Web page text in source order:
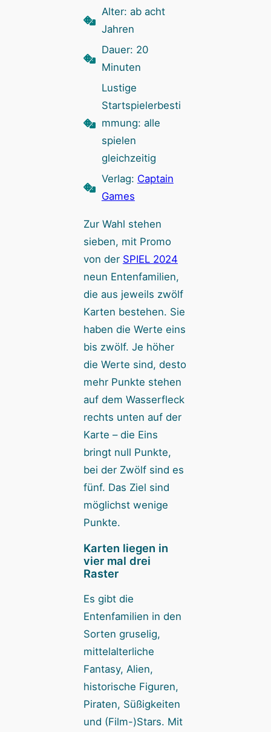
Alter: ab acht
Jahren
Dauer: 20
Minuten
Lustige
Startspielerbesti
mmung: alle
spielen
gleichzeitig
Verlag: Captain
Games
Zur Wahl stehen
sieben, mit Promo
von der SPIEL 2024
neun Entenfamilien,
die aus jeweils zwölf
Karten bestehen. Sie
haben die Werte eins
bis zwölf. Je höher
die Werte sind, desto
mehr Punkte stehen
auf dem Wasserfleck
rechts unten auf der
Karte – die Eins
bringt null Punkte,
bei der Zwölf sind es
fünf. Das Ziel sind
möglichst wenige
Punkte.
Karten liegen in
vier mal drei
Raster
Es gibt die
Entenfamilien in den
Sorten gruselig,
mittelalterliche
Fantasy, Alien,
historische Figuren,
Piraten, Süßigkeiten
und (Film-)Stars. Mit